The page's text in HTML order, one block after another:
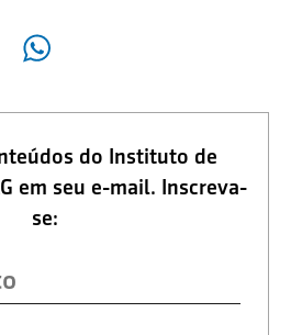
do Instituto de
em seu e-mail. Inscreva-
se: